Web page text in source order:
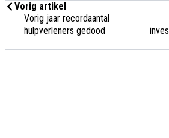
Vorig artikel
Vorig jaar recordaantal
hulpverleners gedood